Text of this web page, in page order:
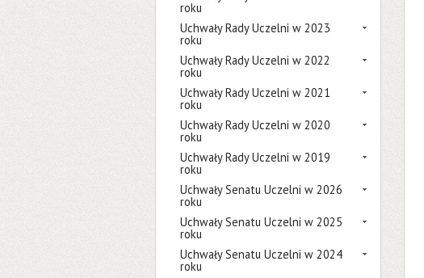
roku
Uchwały Rady Uczelni w 2023
roku
Uchwały Rady Uczelni w 2022
roku
Uchwały Rady Uczelni w 2021
roku
Uchwały Rady Uczelni w 2020
roku
Uchwały Rady Uczelni w 2019
roku
Uchwały Senatu Uczelni w 2026
roku
Uchwały Senatu Uczelni w 2025
roku
Uchwały Senatu Uczelni w 2024
roku